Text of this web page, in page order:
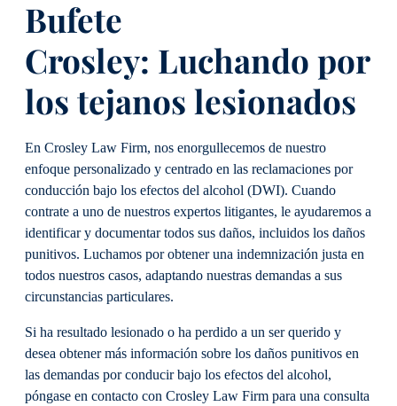
Bufete
Crosley: Luchando por
los tejanos lesionados
En Crosley Law Firm, nos enorgullecemos de nuestro
enfoque personalizado y centrado en las reclamaciones por
conducción bajo los efectos del alcohol (DWI). Cuando
contrate a uno de nuestros expertos litigantes, le ayudaremos a
identificar y documentar todos sus daños, incluidos los daños
punitivos. Luchamos por obtener una indemnización justa en
todos nuestros casos, adaptando nuestras demandas a sus
circunstancias particulares.
Si ha resultado lesionado o ha perdido a un ser querido y
desea obtener más información sobre los daños punitivos en
las demandas por conducir bajo los efectos del alcohol,
póngase en contacto con Crosley Law Firm para una consulta